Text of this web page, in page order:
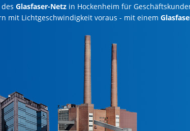
Glasfaser-Netzin Hockenheim für
mit Lichtgeschwindigkeit voraus - mit einem